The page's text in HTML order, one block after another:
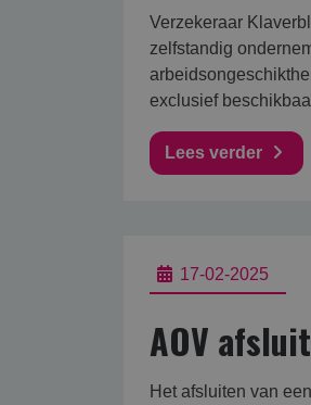
Verzekeraar
zelfstandig
exclusief
Lees verder
17-02-2025
AOV
Het afsluiten van